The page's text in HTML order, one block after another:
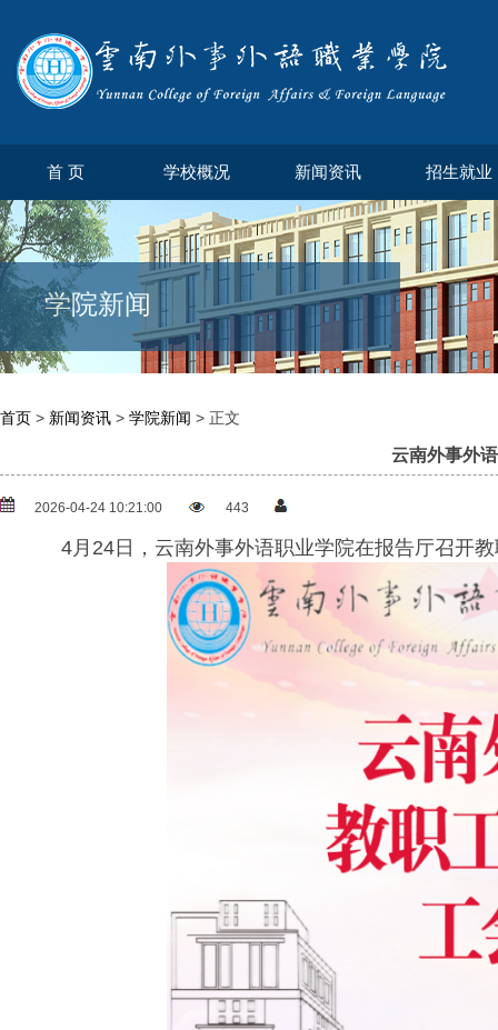
首 页 学校概况 新闻资讯 招生就业
学院新闻
首页 > 新闻资讯 > 学院新闻 > 正文
云南外事外
2026-04-24 10:21:00 443
4月24日，云南外事外语职业学院在报告厅召开教